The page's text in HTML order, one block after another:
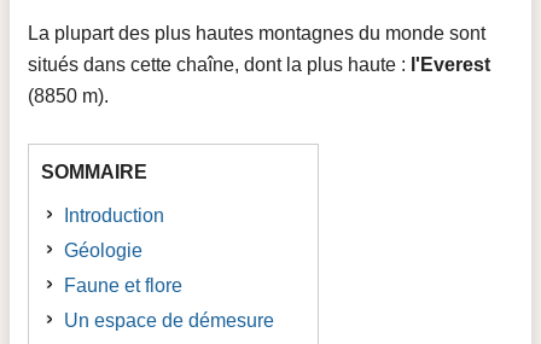
La plupart des plus hautes montagnes du monde sont
situés dans cette chaîne, dont la plus haute : l'Everest
(8850 m).
SOMMAIRE
Introduction
Géologie
Faune et flore
Un espace de démesure